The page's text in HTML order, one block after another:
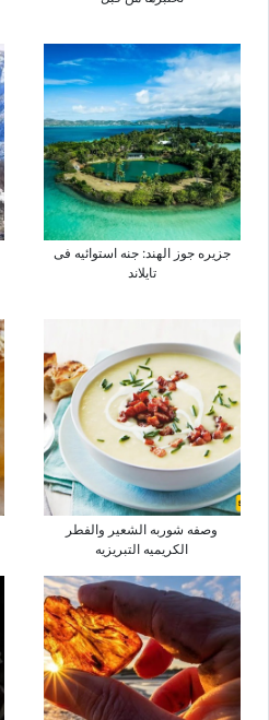
جزیره جوز الهند: جنه استوائیه فی
تایلاند
وصفه شوربه الشعیر والفطر
الکریمیه التبریزیه